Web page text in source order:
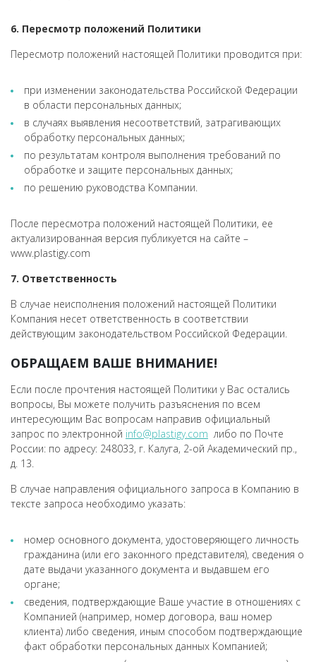
6. Пересмотр положений Политики
Пересмотр положений настоящей Политики проводится при:
при изменении законодательства Российской Федерации
в области персональных данных;
в случаях выявления несоответствий, затрагивающих
обработку персональных данных;
по результатам контроля выполнения требований по
обработке и защите персональных данных;
по решению руководства Компании.
После пересмотра положений настоящей Политики, ее
актуализированная версия публикуется на сайте –
www.plastigy.com
7. Ответственность
В случае неисполнения положений настоящей Политики
Компания несет ответственность в соответствии
действующим законодательством Российской Федерации.
ОБРАЩАЕМ ВАШЕ ВНИМАНИЕ!
Если после прочтения настоящей Политики у Вас остались
вопросы, Вы можете получить разъяснения по всем
интересующим Вас вопросам направив официальный
запрос по электронной info@plastigy.com либо по Почте
России: по адресу: 248033, г. Калуга, 2-ой Академический пр.,
д. 13.
В случае направления официального запроса в Компанию в
тексте запроса необходимо указать:
номер основного документа, удостоверяющего личность
гражданина (или его законного представителя), сведения о
дате выдачи указанного документа и выдавшем его
органе;
сведения, подтверждающие Ваше участие в отношениях с
Компанией (например, номер договора, ваш номер
клиента) либо сведения, иным способом подтверждающие
факт обработки персональных данных Компанией;